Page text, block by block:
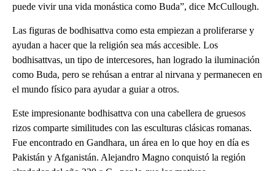
puede vivir una vida monástica como Buda”, dice McCullough.
Las figuras de bodhisattva como esta empiezan a proliferarse y
ayudan a hacer que la religión sea más accesible. Los
bodhisattvas, un tipo de intercesores, han logrado la iluminación
como Buda, pero se rehúsan a entrar al nirvana y permanecen en
el mundo físico para ayudar a guiar a otros.
Este impresionante bodhisattva con una cabellera de gruesos
rizos comparte similitudes con las esculturas clásicas romanas.
Fue encontrado en Gandhara, un área en lo que hoy en día es
Pakistán y Afganistán. Alejandro Magno conquistó la región